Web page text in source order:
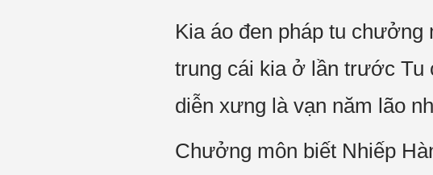
Kia áo đen pháp tu
trung cái kia ở lần trước Tu
diễn xưng là vạn năm lão
Chưởng môn biết Nhiếp